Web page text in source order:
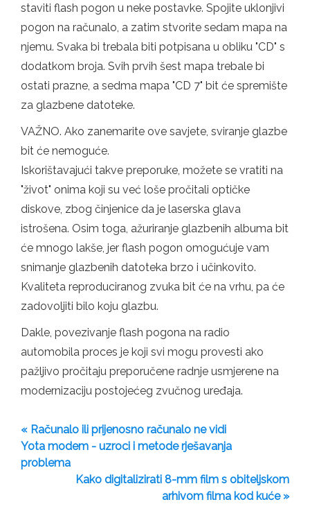
staviti flash pogon u neke postavke. Spojite uklonjivi
pogon na računalo, a zatim stvorite sedam mapa na
njemu. Svaka bi trebala biti potpisana u obliku "CD" s
dodatkom broja. Svih prvih šest mapa trebale bi
ostati prazne, a sedma mapa "CD 7" bit će spremište
za glazbene datoteke.
VAŽNO. Ako zanemarite ove savjete, sviranje glazbe
bit će nemoguće.
Iskorištavajući takve preporuke, možete se vratiti na
"život" onima koji su već loše pročitali optičke
diskove, zbog činjenice da je laserska glava
istrošena. Osim toga, ažuriranje glazbenih albuma bit
će mnogo lakše, jer flash pogon omogućuje vam
snimanje glazbenih datoteka brzo i učinkovito.
Kvaliteta reproduciranog zvuka bit će na vrhu, pa će
zadovoljiti bilo koju glazbu.
Dakle, povezivanje flash pogona na radio
automobila proces je koji svi mogu provesti ako
pažljivo pročitaju preporučene radnje usmjerene na
modernizaciju postojećeg zvučnog uređaja.
« Računalo ili prijenosno računalo ne vidi
Yota modem - uzroci i metode rješavanja
problema
Kako digitalizirati 8-mm film s obiteljskom
arhivom filma kod kuće »